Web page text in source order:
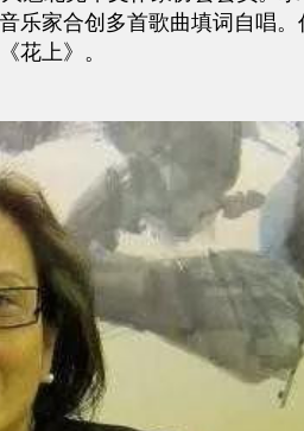
家合创多首歌曲填词自唱
花上》。